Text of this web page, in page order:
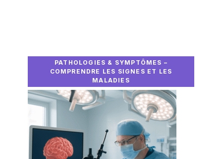
PATHOLOGIES & SYMPTÔMES –
COMPRENDRE LES SIGNES ET LES
MALADIES